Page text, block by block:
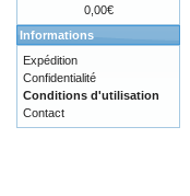
0,00€
Informations
Expédition
Confidentialité
Conditions d'utilisation
Contact